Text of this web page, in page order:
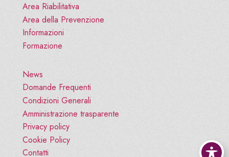
Area Riabilitativa
Area della Prevenzione
Informazioni
Formazione
News
Domande Frequenti
Condizioni Generali
Amministrazione trasparente
Privacy policy
Cookie Policy
Contatti